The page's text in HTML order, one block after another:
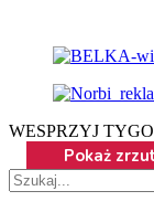
WESPRZYJ